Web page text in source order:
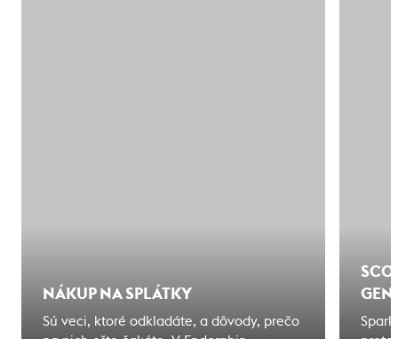
NÁKUP NA SPLÁTKY
Sú veci, ktoré odkladáte, a dôvody, prečo